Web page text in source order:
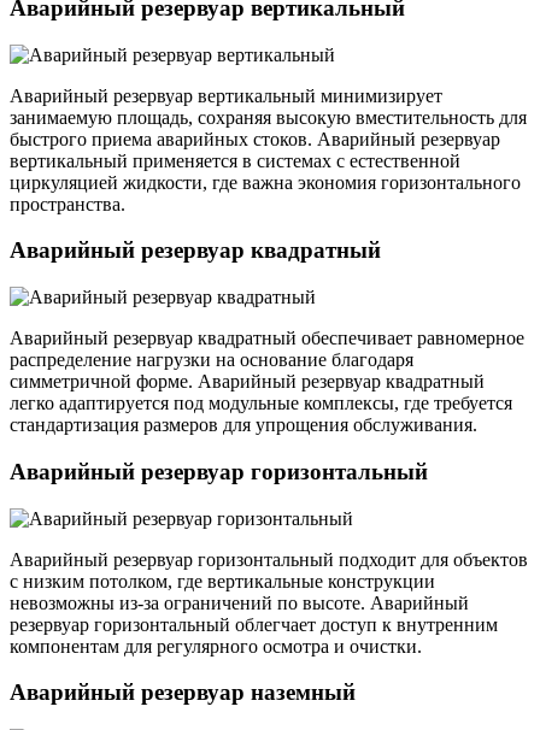
Аварийный резервуар вертикальный
Аварийный резервуар вертикальный минимизирует
занимаемую площадь, сохраняя высокую вместительность для
быстрого приема аварийных стоков. Аварийный резервуар
вертикальный применяется в системах с естественной
циркуляцией жидкости, где важна экономия горизонтального
пространства.
Аварийный резервуар квадратный
Аварийный резервуар квадратный обеспечивает равномерное
распределение нагрузки на основание благодаря
симметричной форме. Аварийный резервуар квадратный
легко адаптируется под модульные комплексы, где требуется
стандартизация размеров для упрощения обслуживания.
Аварийный резервуар горизонтальный
Аварийный резервуар горизонтальный подходит для объектов
с низким потолком, где вертикальные конструкции
невозможны из-за ограничений по высоте. Аварийный
резервуар горизонтальный облегчает доступ к внутренним
компонентам для регулярного осмотра и очистки.
Аварийный резервуар наземный